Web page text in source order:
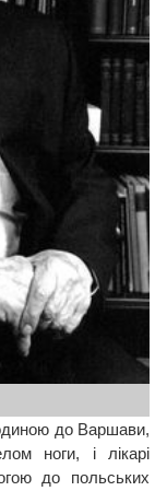
до Варшави,
ноги, і лікарі
до польських